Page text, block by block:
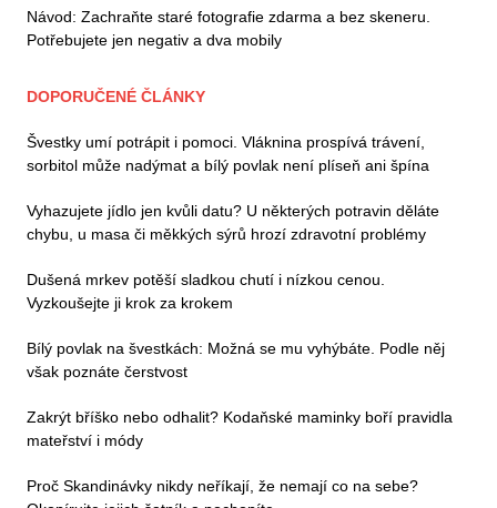
Návod: Zachraňte staré fotografie zdarma a bez skeneru.
Potřebujete jen negativ a dva mobily
DOPORUČENÉ ČLÁNKY
Švestky umí potrápit i pomoci. Vláknina prospívá trávení,
sorbitol může nadýmat a bílý povlak není plíseň ani špína
Vyhazujete jídlo jen kvůli datu? U některých potravin děláte
chybu, u masa či měkkých sýrů hrozí zdravotní problémy
Dušená mrkev potěší sladkou chutí i nízkou cenou.
Vyzkoušejte ji krok za krokem
Bílý povlak na švestkách: Možná se mu vyhýbáte. Podle něj
však poznáte čerstvost
Zakrýt bříško nebo odhalit? Kodaňské maminky boří pravidla
mateřství i módy
Proč Skandinávky nikdy neříkají, že nemají co na sebe?